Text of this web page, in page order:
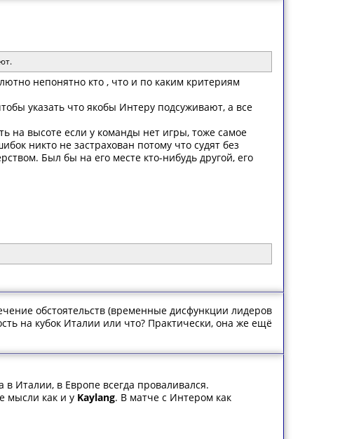
непонятно кто , что и по каким критериям
указать что якобы Интеру подсуживают, а все
на высоте если у команды нет игры, тоже самое
никто не застрахован потому что судят без
Был бы на его месте кто-нибудь другой, его
обстоятельств (временные дисфункции лидеров
на кубок Италии или что? Практически, она же ещё
Италии, в Европе всегда проваливался.
мысли как и у Kaylang. В матче с Интером как